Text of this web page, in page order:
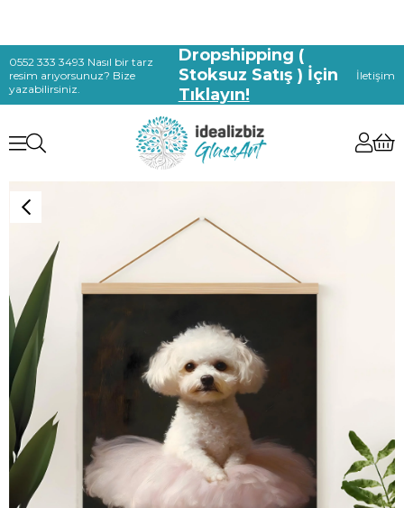
0552 333 3493 Nasıl bir tarz
resim arıyorsunuz? Bize
yazabilirsiniz.
Dropshipping (
Stoksuz Satış ) İçin
Tıklayın!
İletişim